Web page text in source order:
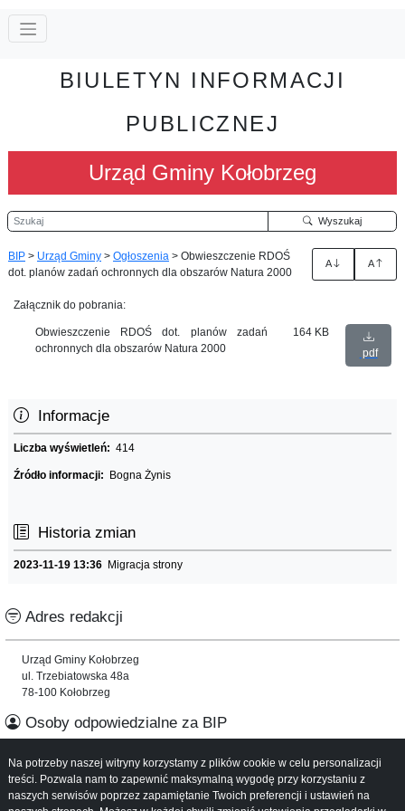
BIULETYN INFORMACJI
PUBLICZNEJ
Urząd Gminy Kołobrzeg
Szukaj Wyszukaj
BIP > Urząd Gminy > Ogłoszenia > Obwieszczenie RDOŚ
dot. planów zadań ochronnych dla obszarów Natura 2000
A A
Załącznik do pobrania:
Obwieszczenie RDOŚ dot. planów zadań
ochronnych dla obszarów Natura 2000
164 KB
pdf
Informacje
Liczba wyświetleń: 414
Źródło informacji: Bogna Żynis
Historia zmian
2023-11-19 13:36 Migracja strony
Adres redakcji
Urząd Gminy Kołobrzeg
ul. Trzebiatowska 48a
78-100 Kołobrzeg
Osoby odpowiedzialne za BIP
Informacje o serwisie
Na potrzeby naszej witryny korzystamy z plików cookie w celu personalizacji
treści. Pozwala nam to zapewnić maksymalną wygodę przy korzystaniu z
naszych serwisów poprzez zapamiętanie Twoich preferencji i ustawień na